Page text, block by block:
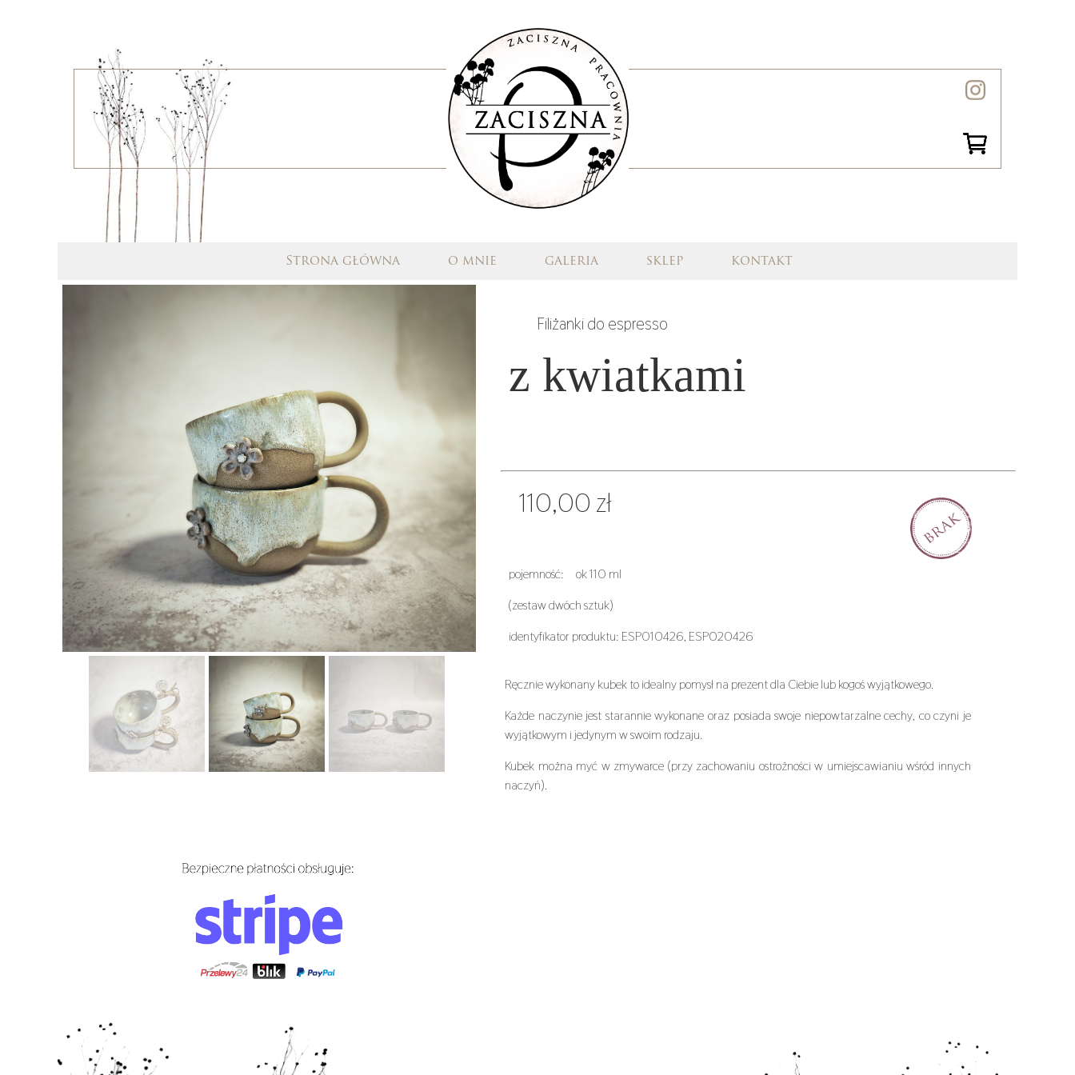
Strona główna o mnie galeria sklep kontakt
110,00 zł
pojemność: ok 110 ml
(zestaw dwóch sztuk)
identyfikator produktu: ESP010426, ESP020426
Ręcznie wykonany kubek to idealny pomysł na prezent dla Ciebie lub kogoś wyjątkowego.
Każde naczynie jest starannie wykonane oraz posiada swoje niepowtarzalne cechy, co czyni je
wyjątkowym i jedynym w swoim rodzaju.
Kubek można myć w zmywarce (przy zachowaniu ostrożności w umiejscawianiu wśród innych
naczyń).
Filiżanki do espresso
z kwiatkami